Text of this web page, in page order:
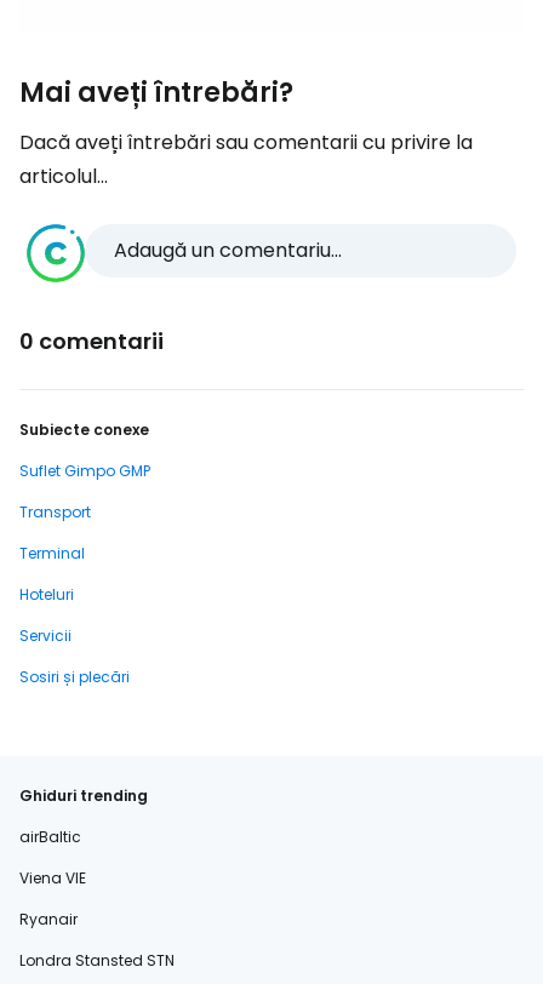
Mai aveți întrebări?
Dacă aveți întrebări sau comentarii cu privire la
articolul...
Adaugă un comentariu...
0 comentarii
Subiecte conexe
Suflet Gimpo GMP
Transport
Terminal
Hoteluri
Servicii
Sosiri și plecări
Ghiduri trending
airBaltic
Viena VIE
Ryanair
Londra Stansted STN